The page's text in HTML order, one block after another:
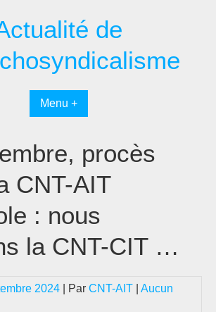
de
Menu +
procès
CNT-AIT
: nous
la CNT-CIT …
2024 | Par CNT-AIT
Aucun